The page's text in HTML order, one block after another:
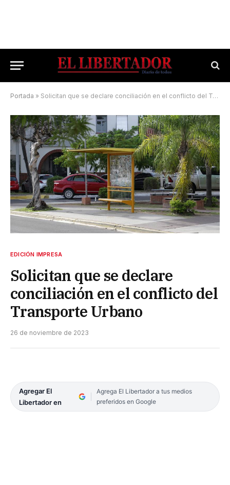
Portada » Solicitan que se declare conciliación en el conflicto del Transporte Urbano
EDICIÓN IMPRESA
Solicitan que se declare
conciliación en el conflicto del
Transporte Urbano
26 de noviembre de 2023
Agregar El
Libertador en
Agrega El Libertador a tus medios
preferidos en Google